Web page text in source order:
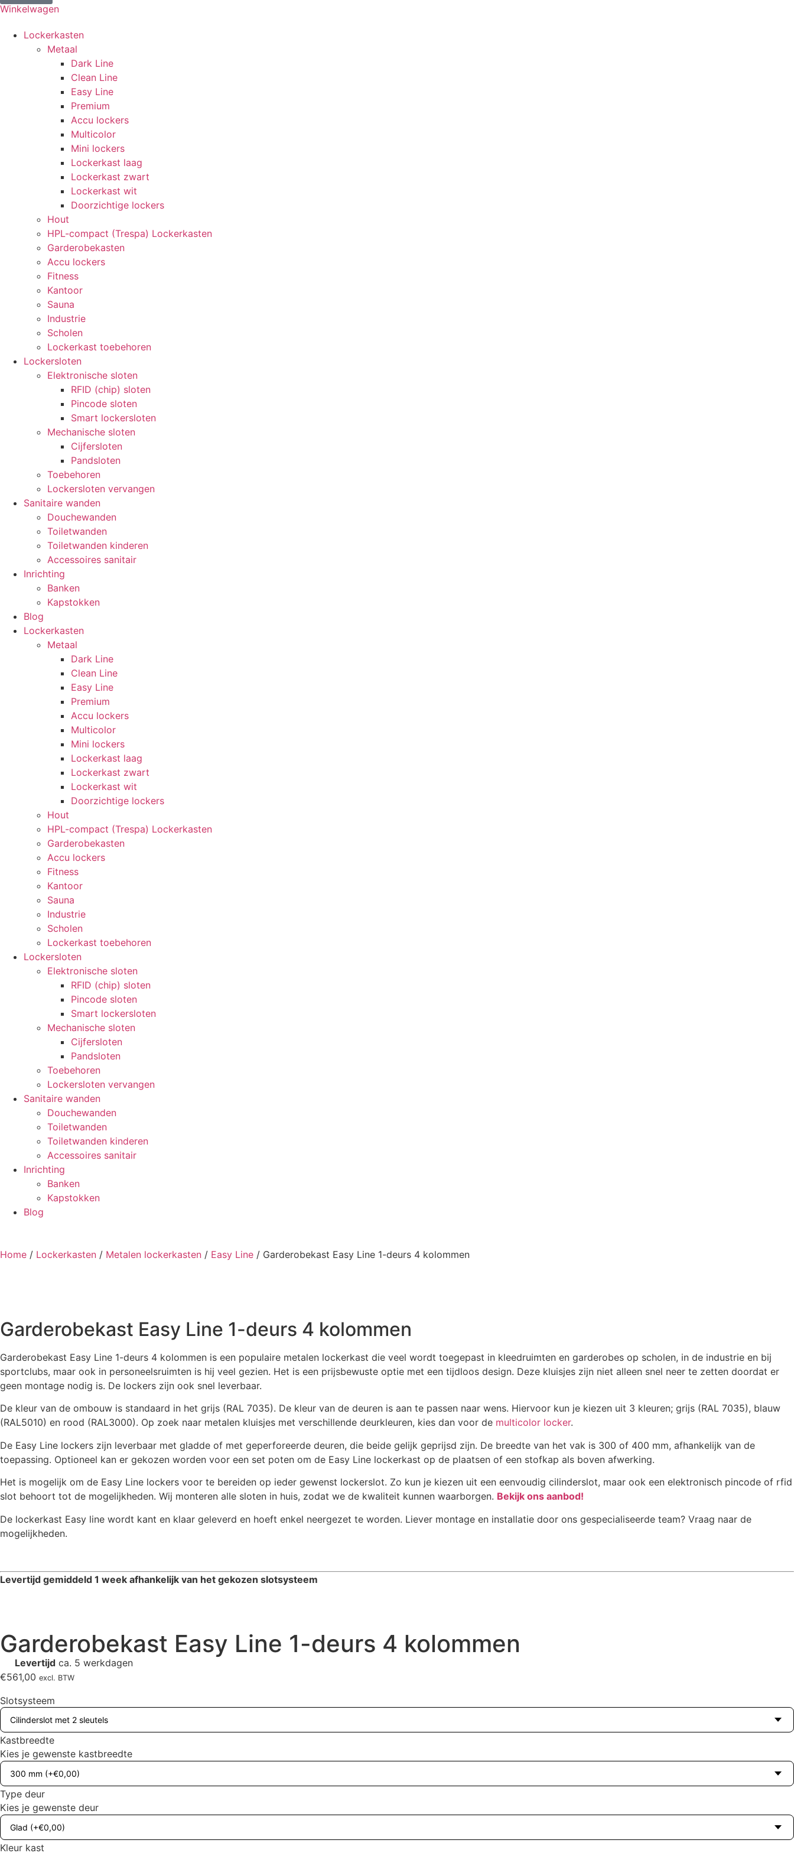
Winkelwagen
Lockerkasten
Metaal
Dark Line
Clean Line
Easy Line
Premium
Accu lockers
Multicolor
Mini lockers
Lockerkast laag
Lockerkast zwart
Lockerkast wit
Doorzichtige lockers
Hout
HPL-compact (Trespa) Lockerkasten
Garderobekasten
Accu lockers
Fitness
Kantoor
Sauna
Industrie
Scholen
Lockerkast toebehoren
Lockersloten
Elektronische sloten
RFID (chip) sloten
Pincode sloten
Smart lockersloten
Mechanische sloten
Cijfersloten
Pandsloten
Toebehoren
Lockersloten vervangen
Sanitaire wanden
Douchewanden
Toiletwanden
Toiletwanden kinderen
Accessoires sanitair
Inrichting
Banken
Kapstokken
Blog
Lockerkasten
Metaal
Dark Line
Clean Line
Easy Line
Premium
Accu lockers
Multicolor
Mini lockers
Lockerkast laag
Lockerkast zwart
Lockerkast wit
Doorzichtige lockers
Hout
HPL-compact (Trespa) Lockerkasten
Garderobekasten
Accu lockers
Fitness
Kantoor
Sauna
Industrie
Scholen
Lockerkast toebehoren
Lockersloten
Elektronische sloten
RFID (chip) sloten
Pincode sloten
Smart lockersloten
Mechanische sloten
Cijfersloten
Pandsloten
Toebehoren
Lockersloten vervangen
Sanitaire wanden
Douchewanden
Toiletwanden
Toiletwanden kinderen
Accessoires sanitair
Inrichting
Banken
Kapstokken
Blog
Home / Lockerkasten / Metalen lockerkasten / Easy Line / Garderobekast Easy Line 1-deurs 4 kolommen
Garderobekast Easy Line 1-deurs 4 kolommen
Garderobekast Easy Line 1-deurs 4 kolommen is een populaire metalen lockerkast die veel wordt toegepast in kleedruimten en garderobes op scholen, in de industrie en bij
sportclubs, maar ook in personeelsruimten is hij veel gezien. Het is een prijsbewuste optie met een tijdloos design. Deze kluisjes zijn niet alleen snel neer te zetten doordat er
geen montage nodig is. De lockers zijn ook snel leverbaar.
De kleur van de ombouw is standaard in het grijs (RAL 7035). De kleur van de deuren is aan te passen naar wens. Hiervoor kun je kiezen uit 3 kleuren; grijs (RAL 7035), blauw
(RAL5010) en rood (RAL3000). Op zoek naar metalen kluisjes met verschillende deurkleuren, kies dan voor de multicolor locker.
De Easy Line lockers zijn leverbaar met gladde of met geperforeerde deuren, die beide gelijk geprijsd zijn. De breedte van het vak is 300 of 400 mm, afhankelijk van de
toepassing. Optioneel kan er gekozen worden voor een set poten om de Easy Line lockerkast op de plaatsen of een stofkap als boven afwerking.
Het is mogelijk om de Easy Line lockers voor te bereiden op ieder gewenst lockerslot. Zo kun je kiezen uit een eenvoudig cilinderslot, maar ook een elektronisch pincode of rfid
slot behoort tot de mogelijkheden. Wij monteren alle sloten in huis, zodat we de kwaliteit kunnen waarborgen. Bekijk ons aanbod!
De lockerkast Easy line wordt kant en klaar geleverd en hoeft enkel neergezet te worden. Liever montage en installatie door ons gespecialiseerde team? Vraag naar de
mogelijkheden.
Levertijd gemiddeld 1 week afhankelijk van het gekozen slotsysteem
Garderobekast Easy Line 1-deurs 4 kolommen
Levertijd ca. 5 werkdagen
€561,00 excl. BTW
Slotsysteem
Kastbreedte
Kies je gewenste kastbreedte
Type deur
Kies je gewenste deur
Kleur kast